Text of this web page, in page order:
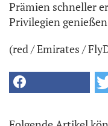
Prämien schneller
Privilegien
(red / Emirates /